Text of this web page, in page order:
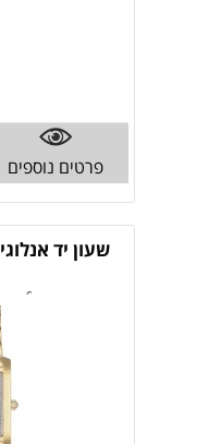
פרטים נוספים
שעון יד אנלוגי PRINCE ANGELO